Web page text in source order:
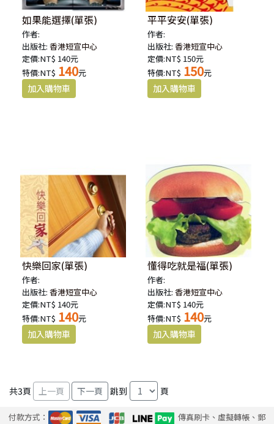
如果能選擇(單張)
作者:
出版社:香港短宣中心
定價:NT$ 140元
特價:NT$ 140元
平平安安(單張)
作者:
出版社:香港短宣中心
定價:NT$ 150元
特價:NT$ 150元
快樂回家(單張)
作者:
出版社:香港短宣中心
定價:NT$ 140元
特價:NT$ 140元
懂得吃就是福(單張)
作者:
出版社:香港短宣中心
定價:NT$ 140元
特價:NT$ 140元
共3頁 跳到 頁
付款方式：
傳真刷卡、虛擬轉帳、郵